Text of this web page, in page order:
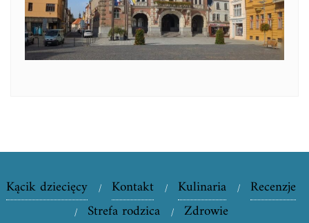
Kącik dziecięcy Kontakt Kulinaria
Recenzje
Strefa rodzica
Zdrowie